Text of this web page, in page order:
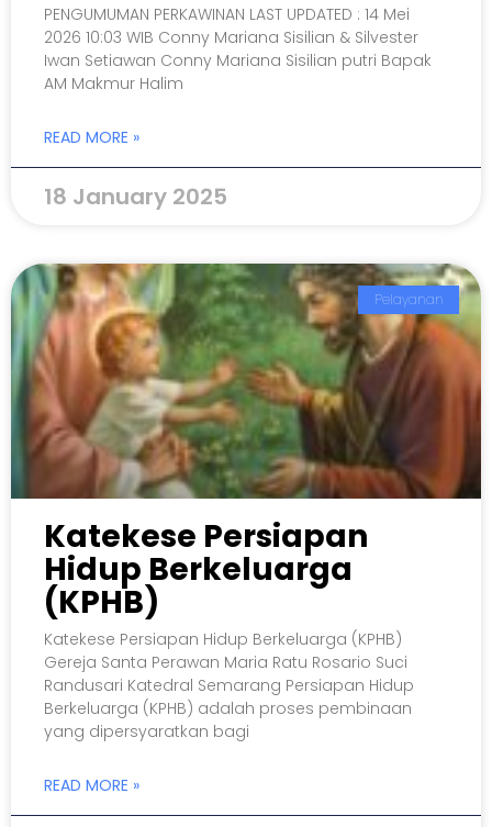
PENGUMUMAN PERKAWINAN LAST UPDATED : 14 Mei
2026 10:03 WIB Conny Mariana Sisilian & Silvester
Iwan Setiawan Conny Mariana Sisilian putri Bapak
AM Makmur Halim
READ MORE »
18 January 2025
Pelayanan
Katekese Persiapan
Hidup Berkeluarga
(KPHB)
Katekese Persiapan Hidup Berkeluarga (KPHB)
Gereja Santa Perawan Maria Ratu Rosario Suci
Randusari Katedral Semarang Persiapan Hidup
Berkeluarga (KPHB) adalah proses pembinaan
yang dipersyaratkan bagi
READ MORE »